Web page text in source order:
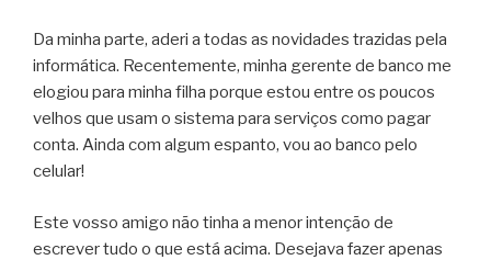
Da minha parte, aderi a todas as novidades trazidas pela
informática. Recentemente, minha gerente de banco me
elogiou para minha filha porque estou entre os poucos
velhos que usam o sistema para serviços como pagar
conta. Ainda com algum espanto, vou ao banco pelo
celular!
Este vosso amigo não tinha a menor intenção de
escrever tudo o que está acima. Desejava fazer apenas